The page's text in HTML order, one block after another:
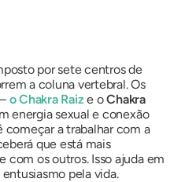
por sete centros de
a coluna vertebral. Os
o Chakra Raize oChakra
energia sexual e conexão
começar a trabalhar com a
que está mais
os outros. Isso ajuda em
entusiasmo pela vida.